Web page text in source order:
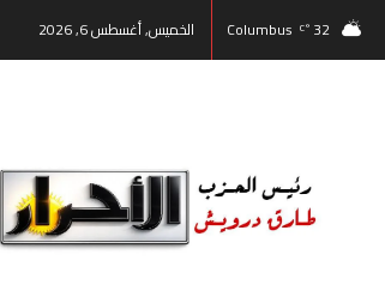
32
°C
Columbus الخميس, أغسطس 6, 2026